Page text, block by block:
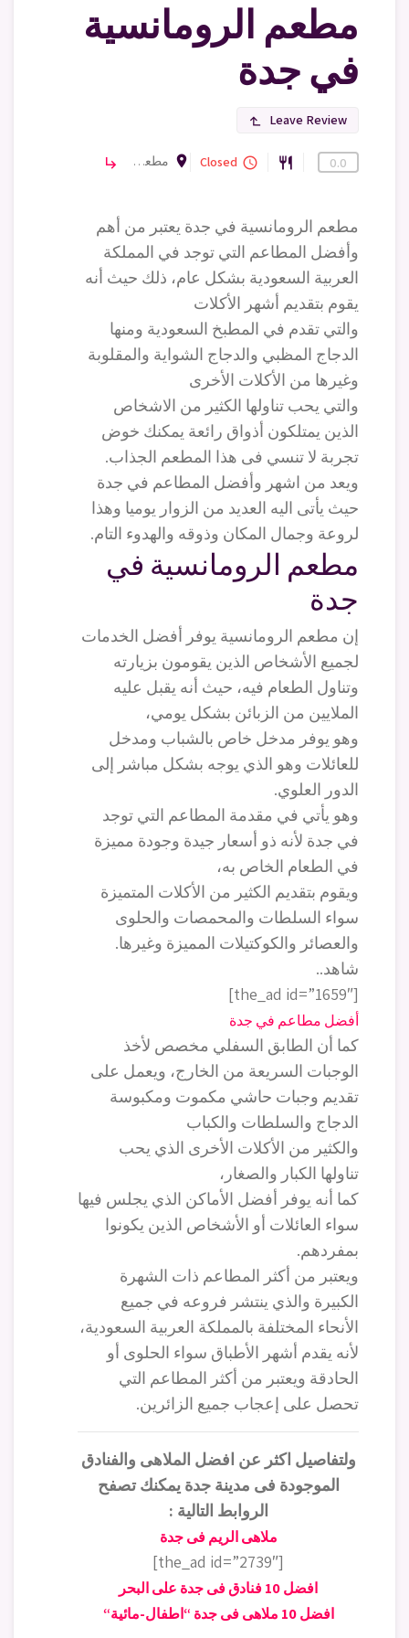
مطعم الرومانسية
في جدة
Leave Review
subdirectory_arrow_left
0.0
restaurant مطاعم
query_builder
Closed
room مطعم الرومانسية، 8640 طريق الملك عبدالله، حي الشرفية، 5057، جدة 22234، المملكة العربية السعودية subdirectory_arrow_right
مطعم الرومانسية في جدة يعتبر من أهم
وأفضل المطاعم التي توجد في المملكة
العربية السعودية بشكل عام، ذلك حيث أنه
يقوم بتقديم أشهر الأكلات
والتي تقدم في المطبخ السعودية ومنها
الدجاج المظبي والدجاج الشواية والمقلوبة
وغيرها من الأكلات الأخرى
والتي يحب تناولها الكثير من الاشخاص
الذين يمتلكون أذواق رائعة يمكنك خوض
تجربة لا تنسي فى هذا المطعم الجذاب.
ويعد من اشهر وأفضل المطاعم في جدة
حيث يأتى اليه العديد من الزوار يوميا وهذا
لروعة وجمال المكان وذوقه والهدوء التام.
مطعم الرومانسية في
جدة
إن مطعم الرومانسية يوفر أفضل الخدمات
لجميع الأشخاص الذين يقومون بزيارته
وتناول الطعام فيه، حيث أنه يقبل عليه
الملايين من الزبائن بشكل يومي،
وهو يوفر مدخل خاص بالشباب ومدخل
للعائلات وهو الذي يوجه بشكل مباشر إلى
الدور العلوي.
وهو يأتي في مقدمة المطاعم التي توجد
في جدة لأنه ذو أسعار جيدة وجودة مميزة
في الطعام الخاص به،
ويقوم بتقديم الكثير من الأكلات المتميزة
سواء السلطات والمحمصات والحلوى
والعصائر والكوكتيلات المميزة وغيرها.
شاهد..
[the_ad id=”1659″]
أفضل مطاعم في جدة
كما أن الطابق السفلي مخصص لأخذ
الوجبات السريعة من الخارج، ويعمل على
تقديم وجبات حاشي مكموت ومكبوسة
الدجاج والسلطات والكباب
والكثير من الأكلات الأخرى الذي يحب
تناولها الكبار والصغار،
كما أنه يوفر أفضل الأماكن الذي يجلس فيها
سواء العائلات أو الأشخاص الذين يكونوا
بمفردهم.
ويعتبر من أكثر المطاعم ذات الشهرة
الكبيرة والذي ينتشر فروعه في جميع
الأنحاء المختلفة بالمملكة العربية السعودية،
لأنه يقدم أشهر الأطباق سواء الحلوى أو
الحادقة ويعتبر من أكثر المطاعم التي
تحصل على إعجاب جميع الزائرين.
ولتفاصيل اكثر عن افضل الملاهى والفنادق
الموجودة فى مدينة جدة يمكنك تصفح
الروابط التالية :
ملاهى الريم فى جدة
[the_ad id=”2739″]
افضل 10 فنادق فى جدة على البحر
افضل 10 ملاهى فى جدة “اطفال-مائية
“